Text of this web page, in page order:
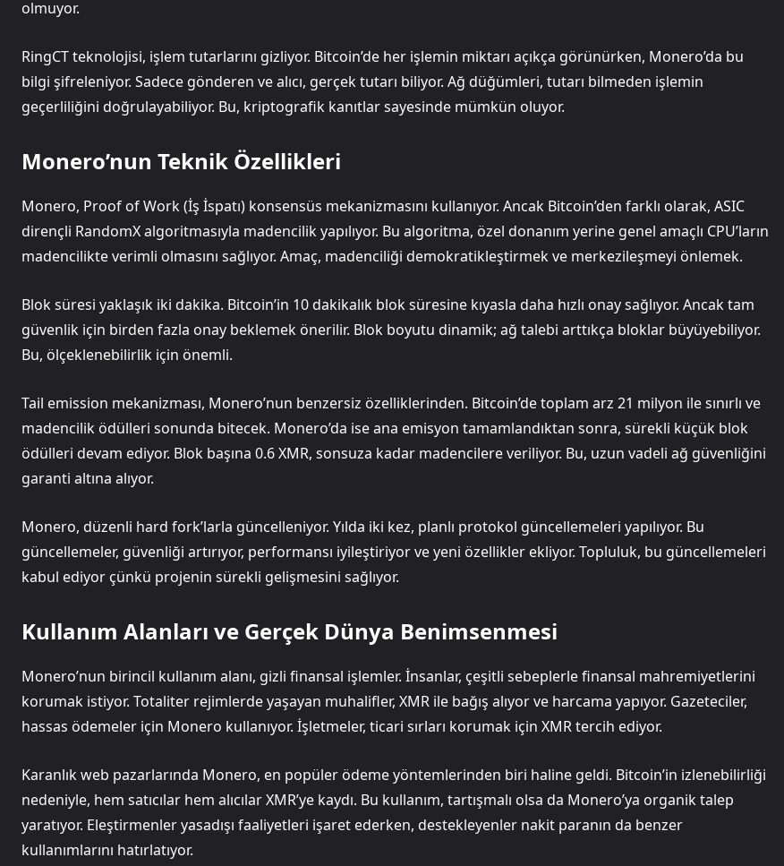
olmuyor.
RingCT teknolojisi, işlem tutarlarını gizliyor. Bitcoin’de her işlemin miktarı açıkça görünürken, Monero’da bu
bilgi şifreleniyor. Sadece gönderen ve alıcı, gerçek tutarı biliyor. Ağ düğümleri, tutarı bilmeden işlemin
geçerliliğini doğrulayabiliyor. Bu, kriptografik kanıtlar sayesinde mümkün oluyor.
Monero’nun Teknik Özellikleri
Monero, Proof of Work (İş İspatı) konsensüs mekanizmasını kullanıyor. Ancak Bitcoin’den farklı olarak, ASIC
dirençli RandomX algoritmasıyla madencilik yapılıyor. Bu algoritma, özel donanım yerine genel amaçlı CPU’ların
madencilikte verimli olmasını sağlıyor. Amaç, madenciliği demokratikleştirmek ve merkezileşmeyi önlemek.
Blok süresi yaklaşık iki dakika. Bitcoin’in 10 dakikalık blok süresine kıyasla daha hızlı onay sağlıyor. Ancak tam
güvenlik için birden fazla onay beklemek önerilir. Blok boyutu dinamik; ağ talebi arttıkça bloklar büyüyebiliyor.
Bu, ölçeklenebilirlik için önemli.
Tail emission mekanizması, Monero’nun benzersiz özelliklerinden. Bitcoin’de toplam arz 21 milyon ile sınırlı ve
madencilik ödülleri sonunda bitecek. Monero’da ise ana emisyon tamamlandıktan sonra, sürekli küçük blok
ödülleri devam ediyor. Blok başına 0.6 XMR, sonsuza kadar madencilere veriliyor. Bu, uzun vadeli ağ güvenliğini
garanti altına alıyor.
Monero, düzenli hard fork’larla güncelleniyor. Yılda iki kez, planlı protokol güncellemeleri yapılıyor. Bu
güncellemeler, güvenliği artırıyor, performansı iyileştiriyor ve yeni özellikler ekliyor. Topluluk, bu güncellemeleri
kabul ediyor çünkü projenin sürekli gelişmesini sağlıyor.
Kullanım Alanları ve Gerçek Dünya Benimsenmesi
Monero’nun birincil kullanım alanı, gizli finansal işlemler. İnsanlar, çeşitli sebeplerle finansal mahremiyetlerini
korumak istiyor. Totaliter rejimlerde yaşayan muhalifler, XMR ile bağış alıyor ve harcama yapıyor. Gazeteciler,
hassas ödemeler için Monero kullanıyor. İşletmeler, ticari sırları korumak için XMR tercih ediyor.
Karanlık web pazarlarında Monero, en popüler ödeme yöntemlerinden biri haline geldi. Bitcoin’in izlenebilirliği
nedeniyle, hem satıcılar hem alıcılar XMR’ye kaydı. Bu kullanım, tartışmalı olsa da Monero’ya organik talep
yaratıyor. Eleştirmenler yasadışı faaliyetleri işaret ederken, destekleyenler nakit paranın da benzer
kullanımlarını hatırlatıyor.